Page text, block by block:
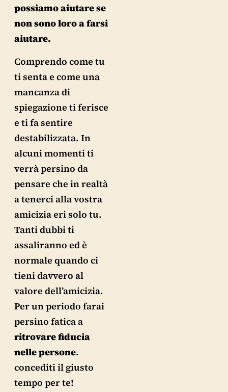
possiamo aiutare se
non sono loro a farsi
aiutare.
Comprendo come tu
ti senta e come una
mancanza di
spiegazione ti ferisce
e ti fa sentire
destabilizzata. In
alcuni momenti ti
verrà persino da
pensare che in realtà
a tenerci alla vostra
amicizia eri solo tu.
Tanti dubbi ti
assaliranno ed è
normale quando ci
tieni davvero al
valore dell’amicizia.
Per un periodo farai
persino fatica a
ritrovare fiducia
nelle persone.
concediti il giusto
tempo per te!